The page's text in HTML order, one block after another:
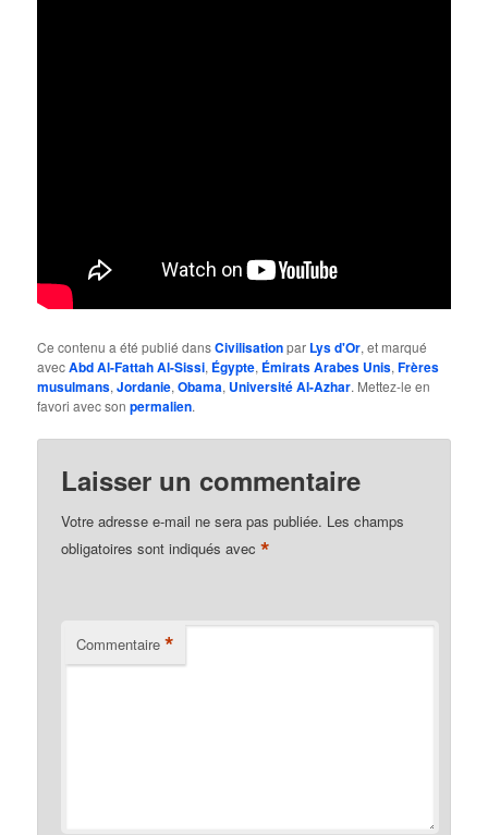
Ce contenu a été publié dansCivilisationpar Lys d'Or, et marqué
avecAbd Al-Fattah Al-Sissi, Égypte, Émirats Arabes Unis,Frères
musulmans,Jordanie,Obama, Université Al-Azhar. Mettez-le en
favori avec sonpermalien.
Laisser un commentaire
Votre adresse e-mail ne sera pas publiée. Les champs
obligatoires sont indiqués avec*
Commentaire *